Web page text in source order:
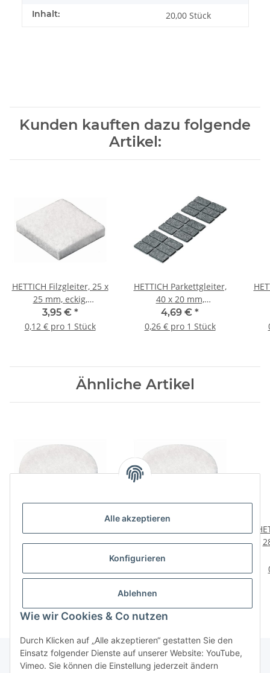
Alle akzeptieren
Konfigurieren
Ablehnen
Wie wir Cookies & Co nutzen
Durch Klicken auf „Alle akzeptieren“ gestatten Sie den
Einsatz folgender Dienste auf unserer Website: YouTube,
Vimeo. Sie können die Einstellung jederzeit ändern
Inhalt: 20,00 Stück
Kunden kauften dazu folgende
Artikel:
HETTICH Filzgleiter, 25 x
25 mm, eckig,
selbstklebend, 32 Stück
3,95 € *
0,12 € pro 1 Stück
HETTICH Parkettgleiter,
40 x 20 mm,
selbstklebend, 18 Stück
4,69 € *
0,26 € pro 1 Stück
Ähnliche Artikel
mm, rund, weiß,
28mm, rund, weiß,
selbstklebend, 32 Stück
3,99 €